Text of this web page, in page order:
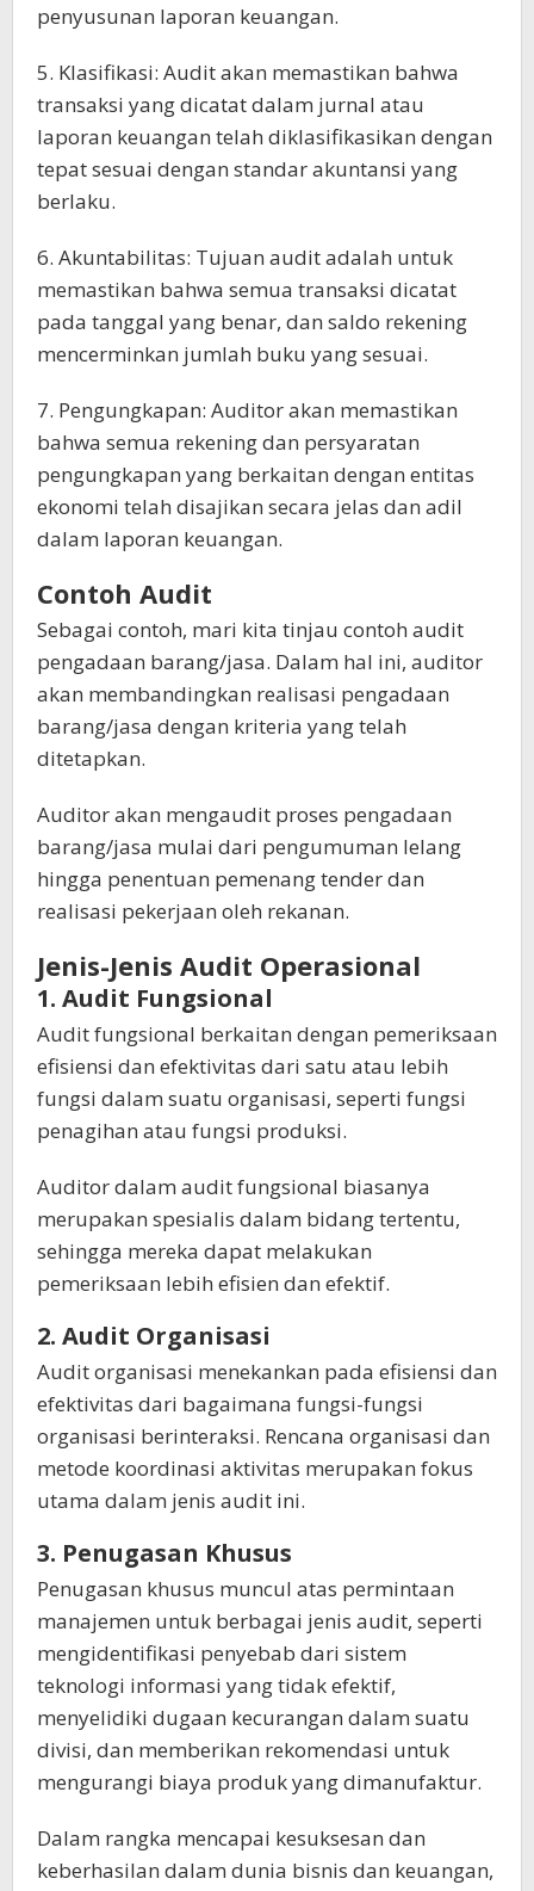
penyusunan laporan keuangan.
5. Klasifikasi: Audit akan memastikan bahwa
transaksi yang dicatat dalam jurnal atau
laporan keuangan telah diklasifikasikan dengan
tepat sesuai dengan standar akuntansi yang
berlaku.
6. Akuntabilitas: Tujuan audit adalah untuk
memastikan bahwa semua transaksi dicatat
pada tanggal yang benar, dan saldo rekening
mencerminkan jumlah buku yang sesuai.
7. Pengungkapan: Auditor akan memastikan
bahwa semua rekening dan persyaratan
pengungkapan yang berkaitan dengan entitas
ekonomi telah disajikan secara jelas dan adil
dalam laporan keuangan.
Contoh Audit
Sebagai contoh, mari kita tinjau contoh audit
pengadaan barang/jasa. Dalam hal ini, auditor
akan membandingkan realisasi pengadaan
barang/jasa dengan kriteria yang telah
ditetapkan.
Auditor akan mengaudit proses pengadaan
barang/jasa mulai dari pengumuman lelang
hingga penentuan pemenang tender dan
realisasi pekerjaan oleh rekanan.
Jenis-Jenis Audit Operasional
1. Audit Fungsional
Audit fungsional berkaitan dengan pemeriksaan
efisiensi dan efektivitas dari satu atau lebih
fungsi dalam suatu organisasi, seperti fungsi
penagihan atau fungsi produksi.
Auditor dalam audit fungsional biasanya
merupakan spesialis dalam bidang tertentu,
sehingga mereka dapat melakukan
pemeriksaan lebih efisien dan efektif.
2. Audit Organisasi
Audit organisasi menekankan pada efisiensi dan
efektivitas dari bagaimana fungsi-fungsi
organisasi berinteraksi. Rencana organisasi dan
metode koordinasi aktivitas merupakan fokus
utama dalam jenis audit ini.
3. Penugasan Khusus
Penugasan khusus muncul atas permintaan
manajemen untuk berbagai jenis audit, seperti
mengidentifikasi penyebab dari sistem
teknologi informasi yang tidak efektif,
menyelidiki dugaan kecurangan dalam suatu
divisi, dan memberikan rekomendasi untuk
mengurangi biaya produk yang dimanufaktur.
Dalam rangka mencapai kesuksesan dan
keberhasilan dalam dunia bisnis dan keuangan,